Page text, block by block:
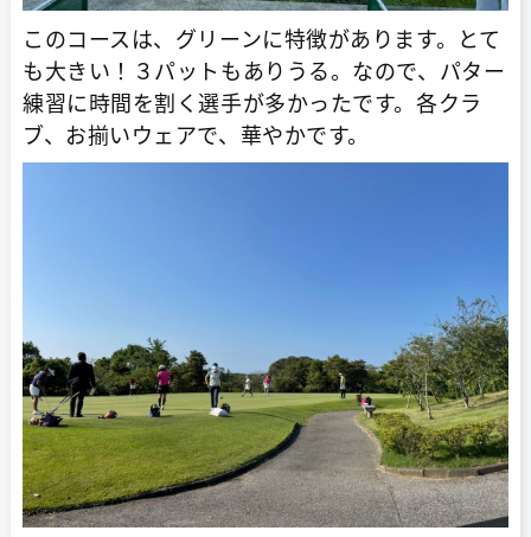
このコースは、グリーンに特徴があります。とて
も大きい！３パットもありうる。なので、パター
練習に時間を割く選手が多かったです。各クラ
ブ、お揃いウェアで、華やかです。